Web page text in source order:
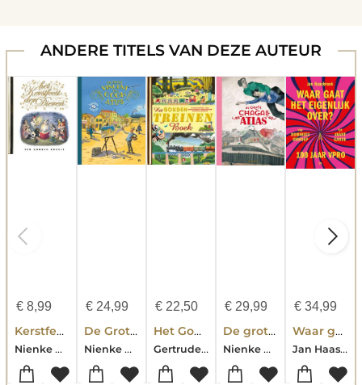
ANDERE TITELS VAN DEZE AUTEUR
€8,99
Kerstfeest der dieren
Nienke Denekamp
€24,99
De Grote Vincent van Gogh Atlas Junioreditie
Nienke Denekamp-René van Blerk
€ 22,50
Het Gouden Treinenboek
Gertrude Crampton-Peter Smit-Sharon Holaves-Margaret Wise Brown-Marian Potter-José Maria Gutierrez
€ 29,99
De grote Chagall atlas
Nienke Denekamp
€ 34,99
Waar gaat het eigenlijk over? 100 jaar VPRO
Jan Haasbroek